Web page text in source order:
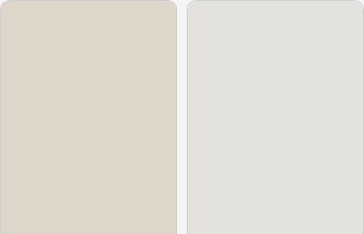
Farrow & Ball Shadow White (282) Farrow & Ball Strong White